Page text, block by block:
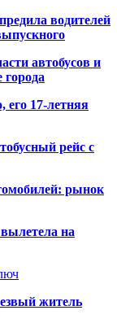
водителей
автобусов и
города
его 17-летняя
рейс с
рынок
на
житель